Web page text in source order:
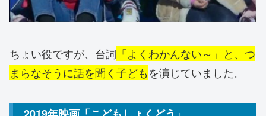
ちょい役ですが、台詞 「よくわかんない～」と、つ
まらなそうに話を聞く子どもを演じていました。